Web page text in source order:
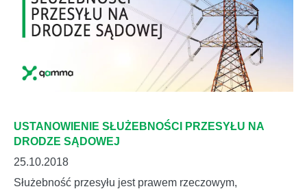
USTANOWIENIE SŁUŻEBNOŚCI PRZESYŁU NA
DRODZE SĄDOWEJ
25.10.2018
Służebność przesyłu jest prawem rzeczowym,